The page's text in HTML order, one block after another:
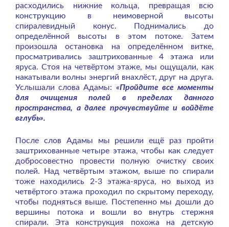
расходились нижние кольца, превращая всю
конструкцию в неимоверной высоты
спиралевидный конус. Поднимались до
определённой высоты в этом потоке. Затем
произошла остановка на определённом витке,
просматривались заштрихованные 4 этажа или
яруса. Стоя на четвёртом этаже, мы ощущали, как
накатывали волны энергий внахлёст, друг на друга.
Услышали слова Адамы: «Пройдите все моменты
для очищения полей в пределах данного
пространства, а далее прочувствуйте и войдёте
вглубь».
После слов Адамы мы решили ещё раз пройти
заштрихованные четыре этажа, чтобы как следует
добросовестно провести полную очистку своих
полей. Над четвёртым этажом, выше по спирали
тоже находились 2-3 этажа-яруса, но выход из
четвёртого этажа проходил по скрытому переходу,
чтобы подняться выше. Постепенно мы дошли до
вершины потока и вошли во внутрь стержня
спирали. Эта конструкция похожа на детскую